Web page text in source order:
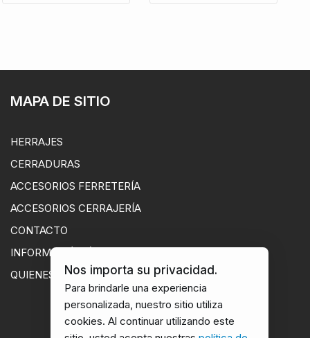
MAPA DE SITIO
HERRAJES
CERRADURAS
ACCESORIOS FERRETERÍA
ACCESORIOS CERRAJERÍA
CONTACTO
INFORMACIÓN ÚTIL
QUIENES SOMOSNos importa su privacidad.
Para brindarle una experiencia
personalizada, nuestro sitio utiliza
cookies. Al continuar utilizando este